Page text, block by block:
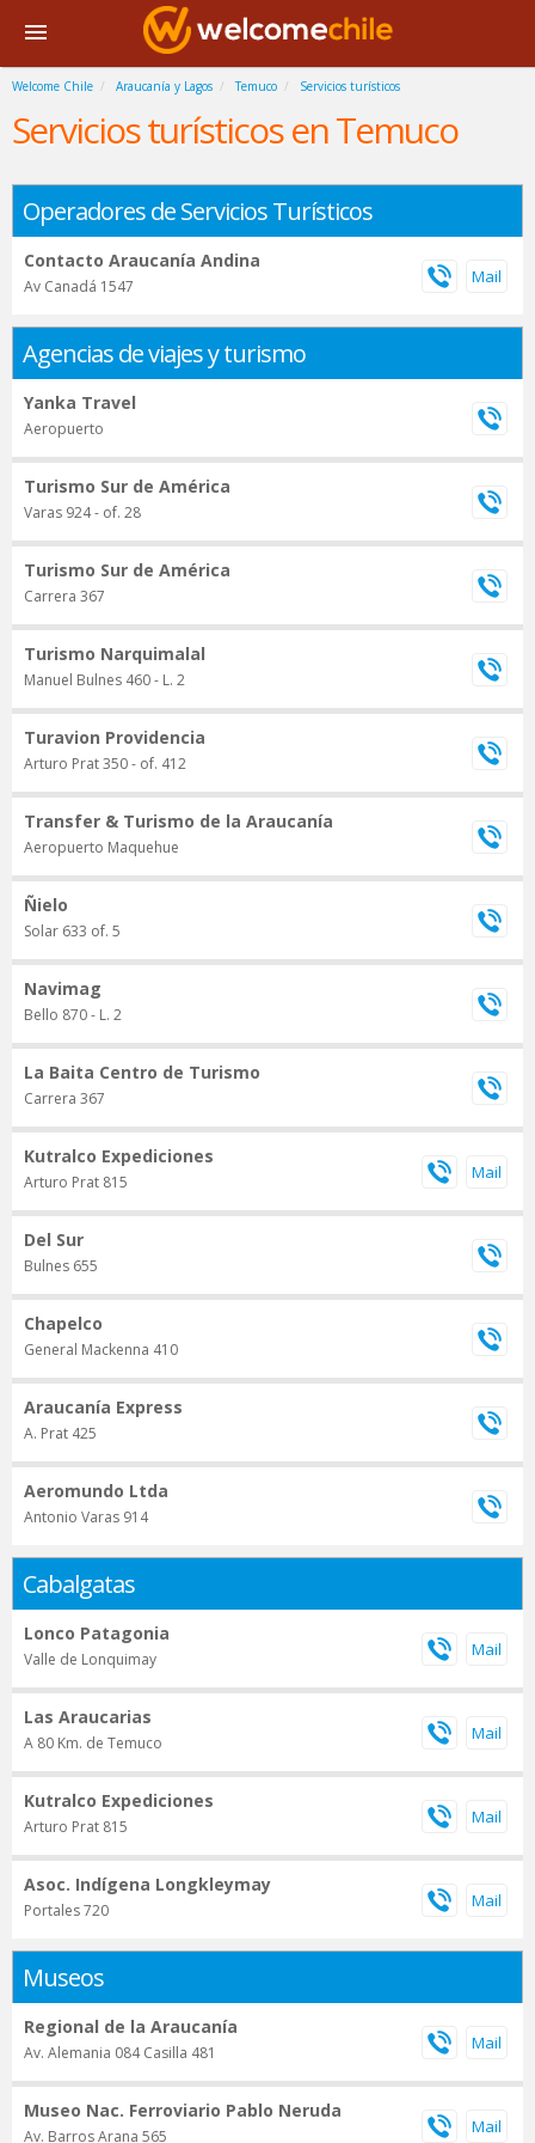
Welcome Chile Araucanía y Lagos Temuco Servicios turísticos
Servicios turísticos en Temuco
Operadores de Servicios Turísticos
Contacto Araucanía Andina
Av Canadá 1547
Agencias de viajes y turismo
Yanka Travel
Aeropuerto
Turismo Sur de América
Varas 924 - of. 28
Turismo Sur de América
Carrera 367
Turismo Narquimalal
Manuel Bulnes 460 - L. 2
Turavion Providencia
Arturo Prat 350 - of. 412
Transfer & Turismo de la Araucanía
Aeropuerto Maquehue
Ñielo
Solar 633 of. 5
Navimag
Bello 870 - L. 2
La Baita Centro de Turismo
Carrera 367
Kutralco Expediciones
Arturo Prat 815
Del Sur
Bulnes 655
Chapelco
General Mackenna 410
Araucanía Express
A. Prat 425
Aeromundo Ltda
Antonio Varas 914
Cabalgatas
Lonco Patagonia
Valle de Lonquimay
Las Araucarias
A 80 Km. de Temuco
Kutralco Expediciones
Arturo Prat 815
Asoc. Indígena Longkleymay
Portales 720
Museos
Regional de la Araucanía
Av. Alemania 084 Casilla 481
Museo Nac. Ferroviario Pablo Neruda
Av. Barros Arana 565